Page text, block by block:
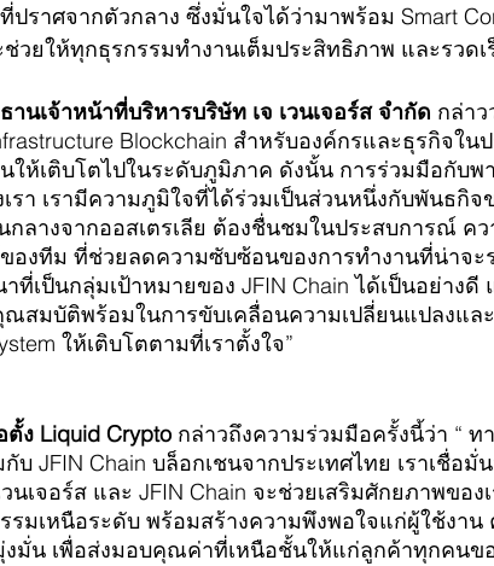
ราศจากตัวกลาง ซึ่งมั่นใจได้ว่ามาพร้อม Smart
ยให้ทุกธุรกรรมทำงานเต็มประสิทธิภาพ และรวดเ
นเจ้าหน้าที่บริหารบริษัท เจ เวนเจอร์ส จำกัด กล่าว
Blockchain สำหรับองค์กรและธุรกิจใน
ให้เติบโตไปในระดับภูมิภาค ดังนั้น การร่วมมือกับพ
รา เรามีความภูมิใจที่ได้ร่วมเป็นส่วนหนึ่งกับพันธกิจ
ลางจากออสเตรเลีย ต้องชื่นชมในประสบการณ์ ค
องทีม ที่ช่วยลดความซับซ้อนของการทำงานที่น่าจะ
เป็นกลุ่มเป้าหมายของ JFIN Chain ได้เป็นอย่างดี
สมบัติพร้อมในการขับเคลื่อนความเปลี่ยนแปลงแล
ให้เติบโตตามที่เราตั้งใจ”
ง Liquid Crypto กล่าวถึงความร่วมมือครั้งนี้ว่า “ ท
บ JFIN Chain บล็อกเชนจากประเทศไทย เราเชื่อมั่
เจอร์ส และ JFIN Chain จะช่วยเสริมศักยภาพของ
รมเหนือระดับ พร้อมสร้างความพึงพอใจแก่ผู้ใช้งาน
มั่น เพื่อส่งมอบคุณค่าที่เหนือชั้นให้แก่ลูกค้าทุกคนขอ